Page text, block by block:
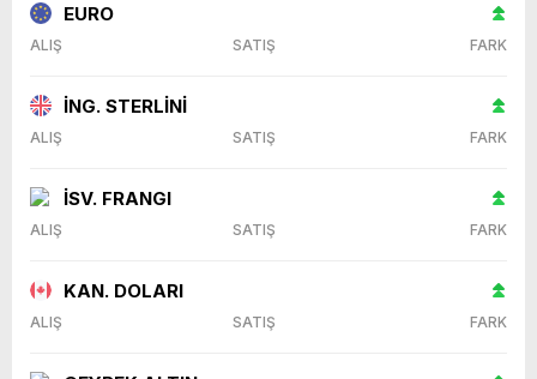
EURO
ALIŞ SATIŞ FARK
İNG. STERLİNİ
ALIŞ SATIŞ FARK
İSV. FRANGI
ALIŞ SATIŞ FARK
KAN. DOLARI
ALIŞ SATIŞ FARK